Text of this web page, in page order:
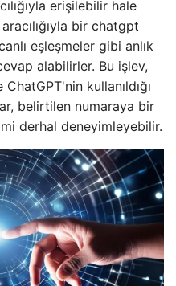
erişilebilir hale
bir chatgpt
eşleşmeler gibi anlık
alabilirler. Bu işlev,
kullanıldığı
belirtilen numaraya bir
derhal deneyimleyebilir.